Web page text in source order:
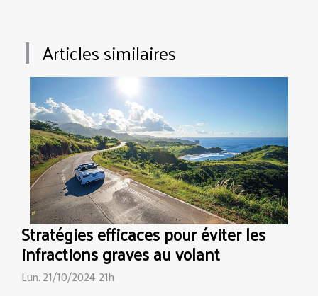
Articles similaires
Stratégies efficaces pour éviter les
infractions graves au volant
Lun. 21/10/2024 21h